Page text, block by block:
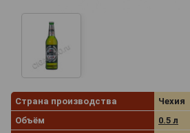
Страна производства
Чехия
Объём
0.5 л